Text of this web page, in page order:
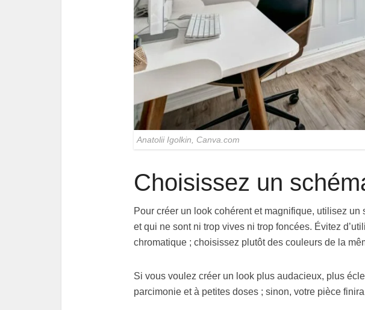
Anatolii Igolkin, Canva.com
Choisissez un
Pour créer un look cohérent et magnifique, utilisez
et qui ne sont ni trop vives ni trop foncées. Évitez
chromatique ; choisissez plutôt des couleurs de la
Si vous voulez créer un look plus audacieux, plus
parcimonie et à petites doses ; sinon, votre pièce